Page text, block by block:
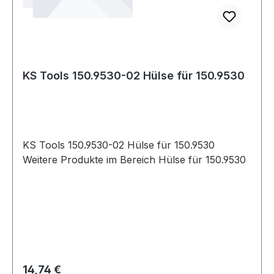
KS Tools 150.9530-02 Hülse für 150.9530
KS Tools 150.9530-02 Hülse für 150.9530
Weitere Produkte im Bereich Hülse für 150.9530
Regulärer Preis:
14,74 €